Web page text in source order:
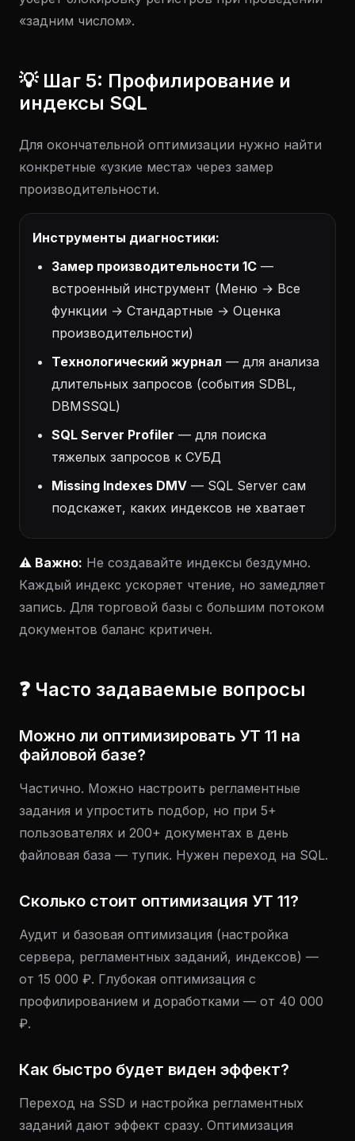
«задним числом».
💡 Шаг 5: Профилирование и
индексы SQL
Для окончательной оптимизации нужно найти
конкретные «узкие места» через замер
производительности.
Инструменты диагностики:
Замер производительности 1С —
встроенный инструмент (Меню → Все
функции → Стандартные → Оценка
производительности)
Технологический журнал — для анализа
длительных запросов (события SDBL,
DBMSSQL)
SQL Server Profiler — для поиска
тяжелых запросов к СУБД
Missing Indexes DMV — SQL Server сам
подскажет, каких индексов не хватает
⚠️ Важно: Не создавайте индексы бездумно.
Каждый индекс ускоряет чтение, но замедляет
запись. Для торговой базы с большим потоком
документов баланс критичен.
❓ Часто задаваемые вопросы
Можно ли оптимизировать УТ 11 на
файловой базе?
Частично. Можно настроить регламентные
задания и упростить подбор, но при 5+
пользователях и 200+ документах в день
файловая база — тупик. Нужен переход на SQL.
Сколько стоит оптимизация УТ 11?
Аудит и базовая оптимизация (настройка
сервера, регламентных заданий, индексов) —
от 15 000 ₽. Глубокая оптимизация с
профилированием и доработками — от 40 000
₽.
Как быстро будет виден эффект?
Переход на SSD и настройка регламентных
заданий дают эффект сразу. Оптимизация